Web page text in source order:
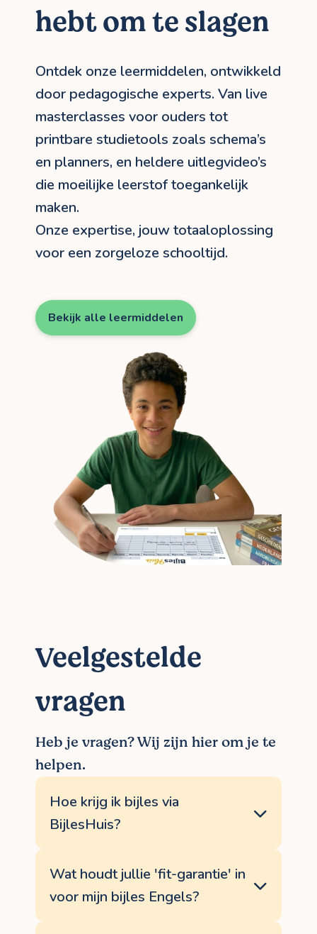
hebt om te slagen
Ontdek onze leermiddelen, ontwikkeld
door pedagogische experts. Van live
masterclasses voor ouders tot
printbare studietools zoals schema’s
en planners, en heldere uitlegvideo’s
die moeilijke leerstof toegankelijk
maken.
Onze expertise, jouw totaaloplossing
voor een zorgeloze schooltijd.
Bekijk alle leermiddelen
Veelgestelde
vragen
Heb je vragen? Wij zijn hier om je te
helpen.
Hoe krijg ik bijles via
BijlesHuis?
opgestart via een vast proces. Je dient via
de website een aanvraag in voor bijles
aan huis in Meise of online. Daarna nemen
Wat houdt jullie 'fit-garantie' in
voor mijn bijles Engels?